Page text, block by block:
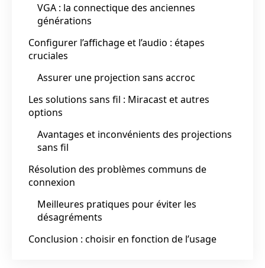
VGA : la connectique des anciennes
générations
Configurer l’affichage et l’audio : étapes
cruciales
Assurer une projection sans accroc
Les solutions sans fil : Miracast et autres
options
Avantages et inconvénients des projections
sans fil
Résolution des problèmes communs de
connexion
Meilleures pratiques pour éviter les
désagréments
Conclusion : choisir en fonction de l’usage